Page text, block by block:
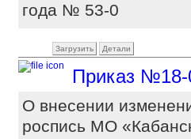
года № 53-0
Загрузить Детали
Приказ №18-
О внесении
роспись МО